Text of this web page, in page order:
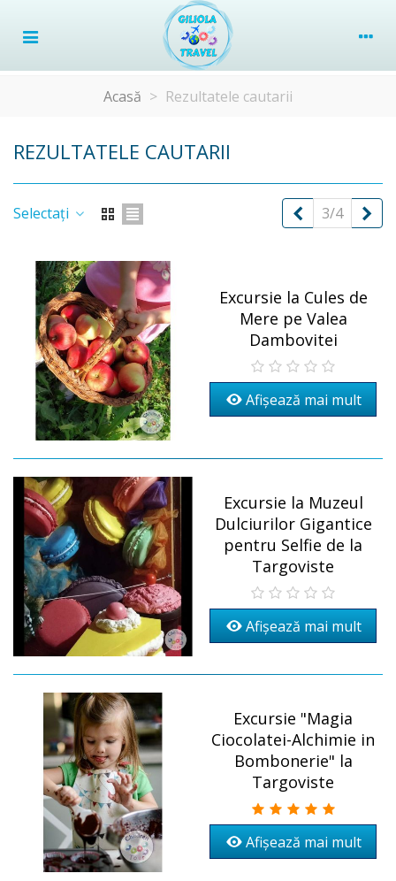
Acasă > Rezultatele cautarii
REZULTATELE CAUTARII
Selectați Precedent
3/4
Excursie la Cules de
Mere pe Valea
Dambovitei
Afișează mai mult
Excursie la Muzeul
Dulciurilor Gigantice
pentru Selfie de la
Targoviste
Afișează mai mult
Excursie "Magia
Ciocolatei-Alchimie in
Bombonerie" la
Targoviste
Afișează mai mult